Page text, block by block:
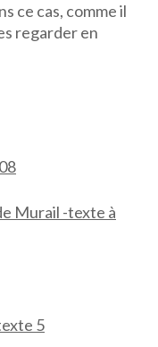
ce cas, comme il
regarder en
Murail -texte à
5